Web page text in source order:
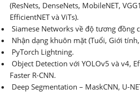
(ResNets, DenseNets, MobileNET,
EfficientNET và ViTs).
Siamese Networks về độ tương đồng
Nhận dạng khuôn mặt (Tuổi, Giới
PyTorch Lightning.
Object Detection với YOLOv5 và v4,
Faster R-CNN.
Deep Segmentation – MaskCNN, U-